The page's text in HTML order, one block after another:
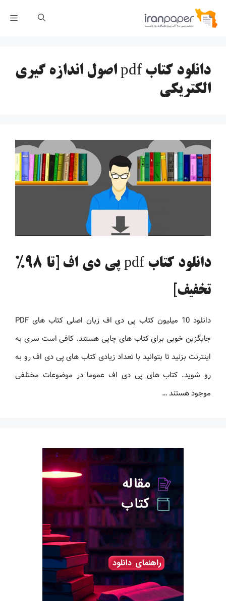
پرش
دانلود کتاب pdf اصول اندازه گیری
الکتریکی
دانلود کتاب pdf پی دی اف [تا 98%
تخفیف]
دانلود 10 میلیون کتاب پی دی اف زبان اصلی کتاب های PDF
جایگزین خوبی برای کتاب های چاپی هستند. کافی است سری به
اینترنت بزنید تا بتوانید با تعداد زیادی کتاب های پی دی اف رو به
رو شوید. کتاب های پی دی اف عموما در موضوعات مختلفی
موجود هستند …